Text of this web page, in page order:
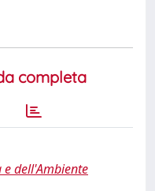
completa
dell'Ambiente